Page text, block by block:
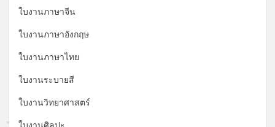
ใบงานภาษาจีน
ใบงานภาษาอังกฤษ
ใบงานภาษาไทย
ใบงานระบายสี
ใบงานวิทยาศาสตร์